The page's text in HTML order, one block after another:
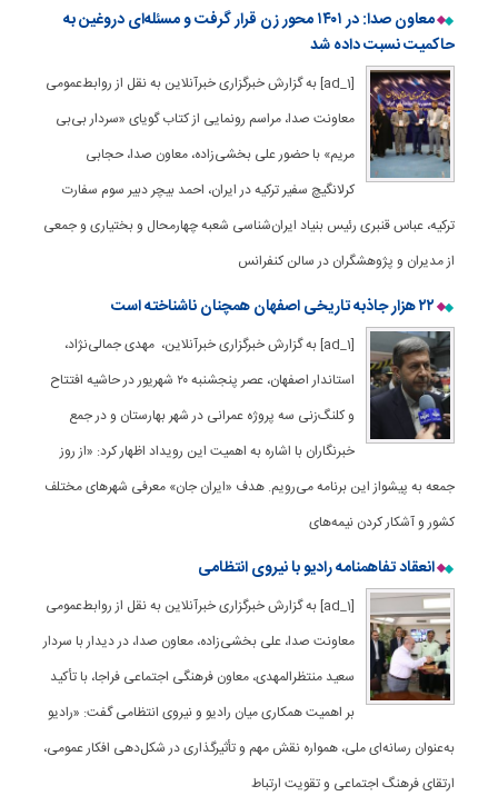
معاون صدا: در ۱۴۰۱ محور زن قرار گرفت و مسئله‌ای دروغین به
حاکمیت نسبت داده شد
[ad_1] به گزارش خبرگزاری خبرآنلاین به نقل از روابط‌عمومی
معاونت صدا، مراسم رونمایی از کتاب گویای «سردار بی‌بی
مریم» با حضور علی بخشی‌زاده، معاون صدا، حجابی
کرلانگیچ سفیر ترکیه در ایران، احمد بیچر دبیر سوم سفارت
ترکیه، عباس قنبری رئیس بنیاد ایران‌شناسی شعبه چهارمحال و بختیاری و جمعی
از مدیران و پژوهشگران در سالن کنفرانس
۲۲ هزار جاذبه تاریخی اصفهان همچنان ناشناخته است
[ad_1] به گزارش خبرگزاری خبرآنلاین، مهدی جمالی‌نژاد،
استاندار اصفهان، عصر پنجشنبه ۲۰ شهریور در حاشیه افتتاح
و کلنگ‌زنی سه پروژه عمرانی در شهر بهارستان و در جمع
خبرنگاران با اشاره به اهمیت این رویداد اظهار کرد: «از روز
جمعه به پیشواز این برنامه می‌رویم. هدف «ایران جان» معرفی شهرهای مختلف
کشور و آشکار کردن نیمه‌های
انعقاد تفاهمنامه رادیو با نیروی انتظامی
[ad_1] به گزارش خبرگزاری خبرآنلاین به نقل از روابط‌عمومی
معاونت صدا، علی بخشی‌زاده، معاون صدا، در دیدار با سردار
سعید منتظرالمهدی، معاون فرهنگی اجتماعی فراجا، با تأکید
بر اهمیت همکاری میان رادیو و نیروی انتظامی گفت: «رادیو
به‌عنوان رسانه‌ای ملی، همواره نقش مهم و تأثیرگذاری در شکل‌دهی افکار عمومی،
ارتقای فرهنگ اجتماعی و تقویت ارتباط